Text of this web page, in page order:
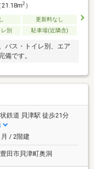
2）
更新料なし
別 駐車場(近隣含)
バス・トイレ別、エア
備です。
鉄道 貝津駅 徒歩21分
/ 2階建
田市貝津町奥洞